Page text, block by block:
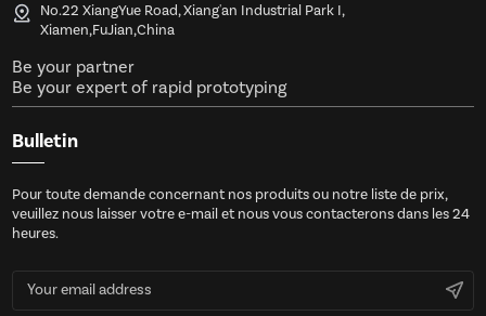
No.22 XiangYue Road, Xiang'an Industrial Park I,
Xiamen,FuJian,China
Be your partner
Be your expert of rapid prototyping
Bulletin
Pour toute demande concernant nos produits ou notre liste de prix,
veuillez nous laisser votre e-mail et nous vous contacterons dans les 24
heures.